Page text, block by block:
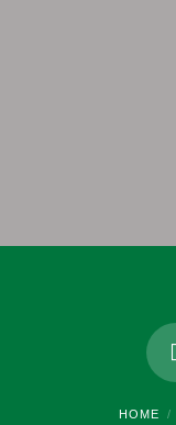
HOME